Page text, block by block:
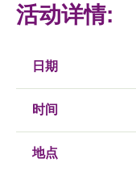
科技分享
活动详情:
日期
时间
地点